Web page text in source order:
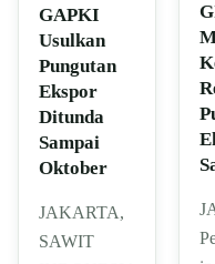
GAPKI
Usulkan
Pungutan
Ekspor
Ditunda
Sampai
Oktober
JAKARTA,
SAWIT